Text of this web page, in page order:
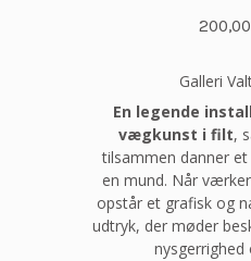
Galleri
En legende
vægkunst i filt,
tilsammen danner
en mund. Når
opstår et grafisk og
udtryk, der møder
nysgerrighed